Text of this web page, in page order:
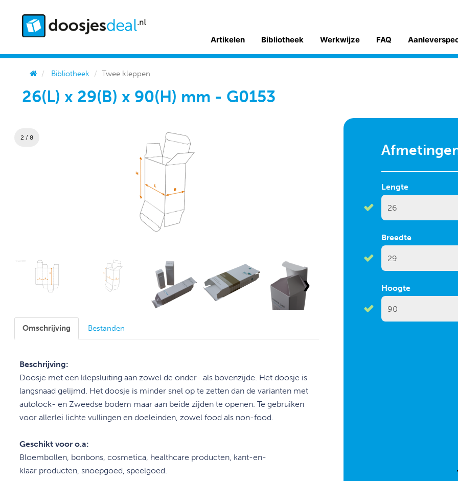
Artikelen Bibliotheek Werkwijze FAQ
Bibliotheek Twee kleppen
26(L) x 29(B) x 90(H) mm - G0153
2 / 8
❯
Omschrijving Bestanden
Beschrijving:
Doosje met een klepsluiting aan zowel de onder- als bovenzijde. Het doosje is
langsnaad gelijmd. Het doosje is minder snel op te zetten dan de varianten met
autolock- en Zweedse bodem maar aan beide zijden te openen. Te gebruiken
voor allerlei lichte vullingen en doeleinden, zowel food als non-food.
Geschikt voor o.a:
Bloembollen, bonbons, cosmetica, healthcare producten, kant-en-
klaar producten, snoepgoed, speelgoed.
Lengte
Breedte
Hoogte